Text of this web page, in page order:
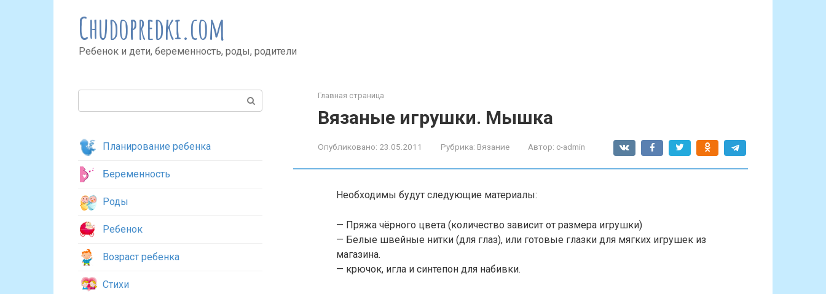
Chudopredki.com
Ребенок и дети, беременность, роды, родители
Главная страница
Вязаные игрушки. Мышка
Опубликовано: 23.05.2011 Рубрика: Вязание Автор: c-admin
Необходимы будут следующие материалы:
— Пряжа чёрного цвета (количество зависит от размера игрушки)
— Белые швейные нитки (для глаз), или готовые глазки для мягких игрушек из
магазина.
— крючок, игла и синтепон для набивки.
Планирование ребенка
Беременность
Роды
Ребенок
Возраст ребенка
Стихи